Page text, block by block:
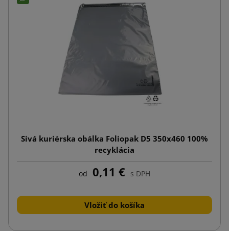
Sivá kuriérska obálka Foliopak D5 350x460 100%
recyklácia
od 0,11 € s DPH
Vložiť do košíka